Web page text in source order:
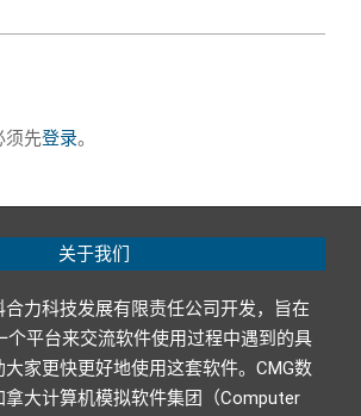
须先登录。
关于我们
力科技发展有限责任公司开发，旨在
个平台来交流软件使用过程中遇到的具
家更快更好地使用这套软件。CMG数
大计算机模拟软件集团（Computer